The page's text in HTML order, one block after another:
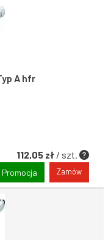
A hfr
112,05 zł / szt.
Promocja Zamów